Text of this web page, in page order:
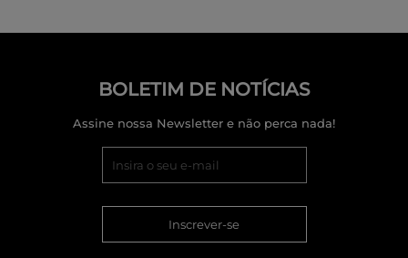
BOLETIM DE NOTÍCIAS
Assine nossa Newsletter e não perca nada!
Inscrever-se